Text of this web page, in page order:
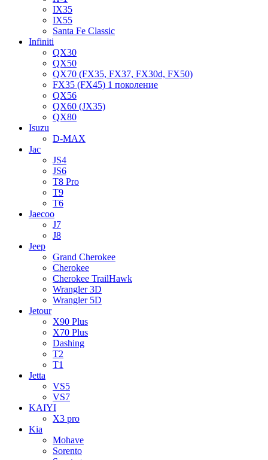
IX35
IX55
Santa Fe Classic
Infiniti
QX30
QX50
QX70 (FX35, FX37, FX30d, FX50)
FX35 (FX45) 1 поколение
QX56
QX60 (JX35)
QX80
Isuzu
D-MAX
Jac
JS4
JS6
T8 Pro
T9
T6
Jaecoo
J7
J8
Jeep
Grand Cherokee
Cherokee
Cherokee TrailHawk
Wrangler 3D
Wrangler 5D
Jetour
X90 Plus
X70 Plus
Dashing
T2
T1
Jetta
VS5
VS7
KAIYI
X3 pro
Kia
Mohave
Sorento